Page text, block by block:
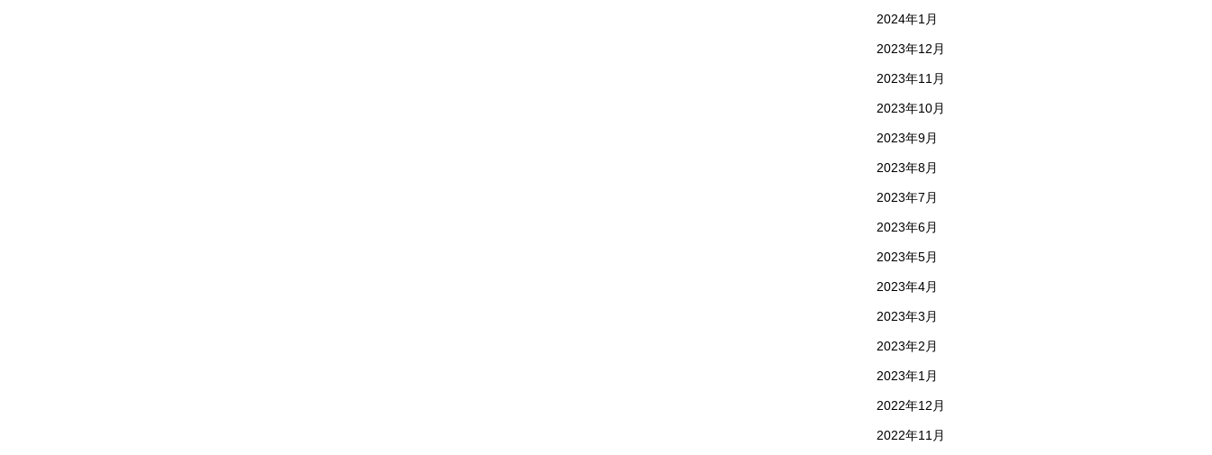
2024年1月
2023年12月
2023年11月
2023年10月
2023年9月
2023年8月
2023年7月
2023年6月
2023年5月
2023年4月
2023年3月
2023年2月
2023年1月
2022年12月
2022年11月